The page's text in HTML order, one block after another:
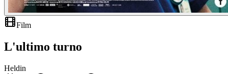
Film
L'ultimo turno
Heldin